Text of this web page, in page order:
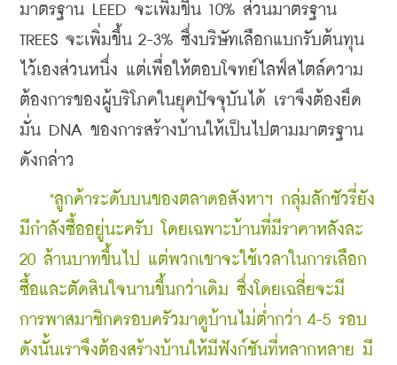
มาตรฐาน LEED จะเพิ่มขึ้น 10% ส่วนมาตรฐาน
TREES จะเพิ่มขึ้น 2-3% ซึ่งบริษัทเลือกแบกรับต้นทุน
ไว้เองส่วนหนึ่ง แต่เพื่อให้ตอบโจทย์ไลฟ์สไตล์ความ
ต้องการของผู้บริโภคในยุคปัจจุบันได้ เราจึงต้องยึด
มั่น DNA ของการสร้างบ้านให้เป็นไปตามมาตรฐาน
ดังกล่าว
"ลูกค้าระดับบนของตลาดอสังหาฯ กลุ่มลักชัวรี่ยัง
มีกำลังซื้ออยู่นะครับ โดยเฉพาะบ้านที่มีราคาหลังละ
20 ล้านบาทขึ้นไป แต่พวกเขาจะใช้เวลาในการเลือก
ซื้อและตัดสินใจนานขึ้นกว่าเดิม ซึ่งโดยเฉลี่ยจะมี
การพาสมาชิกครอบครัวมาดูบ้านไม่ต่ำกว่า 4-5 รอบ
ดังนั้นเราจึงต้องสร้างบ้านให้มีฟังก์ชันที่หลากหลาย มี